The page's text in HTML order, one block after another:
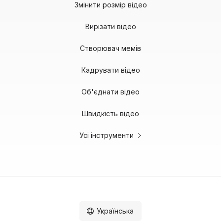
Змінити розмір відео
Вирізати відео
Створювач мемів
Кадрувати відео
Об'єднати відео
Швидкість відео
Усі інструменти
Українська